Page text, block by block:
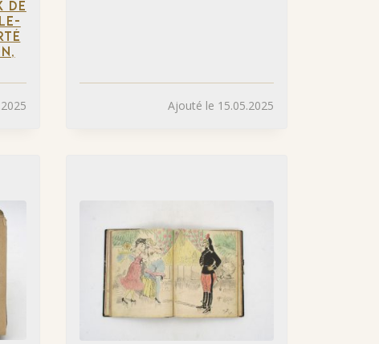
DE
Ajouté le 15.05.2025